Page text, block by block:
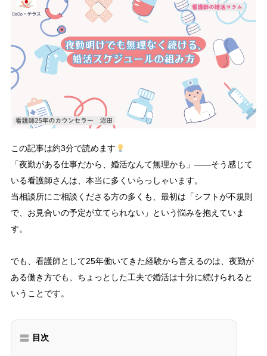
この記事は約3分で読めます
「夜勤がある仕事だから、婚活なんて無理かも」——そう感じて
いる看護師さんは、本当に多くいらっしゃいます。
当相談所にご相談くださる方の多くも、最初は「シフトが不規則
で、お見合いの予定が立てられない」という悩みを抱えていま
す。
でも、看護師として25年働いてきた経験から言えるのは、夜勤が
ある働き方でも、ちょっとした工夫で婚活は十分に続けられると
いうことです。
目次